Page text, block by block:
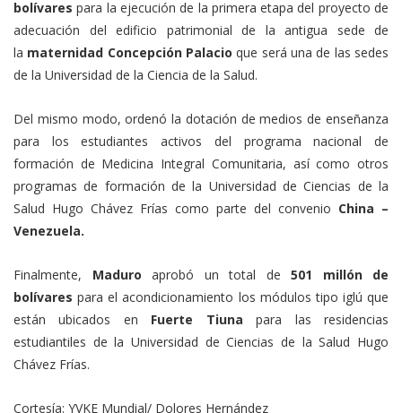
bolívares para la ejecución de la primera etapa del proyecto de
adecuación del edificio patrimonial de la antigua sede de
la maternidad Concepción Palacio que será una de las sedes
de la Universidad de la Ciencia de la Salud.
Del mismo modo, ordenó la dotación de medios de enseñanza
para los estudiantes activos del programa nacional de
formación de Medicina Integral Comunitaria, así como otros
programas de formación de la Universidad de Ciencias de la
Salud Hugo Chávez Frías como parte del convenio China –
Venezuela.
Finalmente, Maduro aprobó un total de 501 millón de
bolívares para el acondicionamiento los módulos tipo iglú que
están ubicados en Fuerte Tiuna para las residencias
estudiantiles de la Universidad de Ciencias de la Salud Hugo
Chávez Frías.
Cortesía: YVKE Mundial/ Dolores Hernández